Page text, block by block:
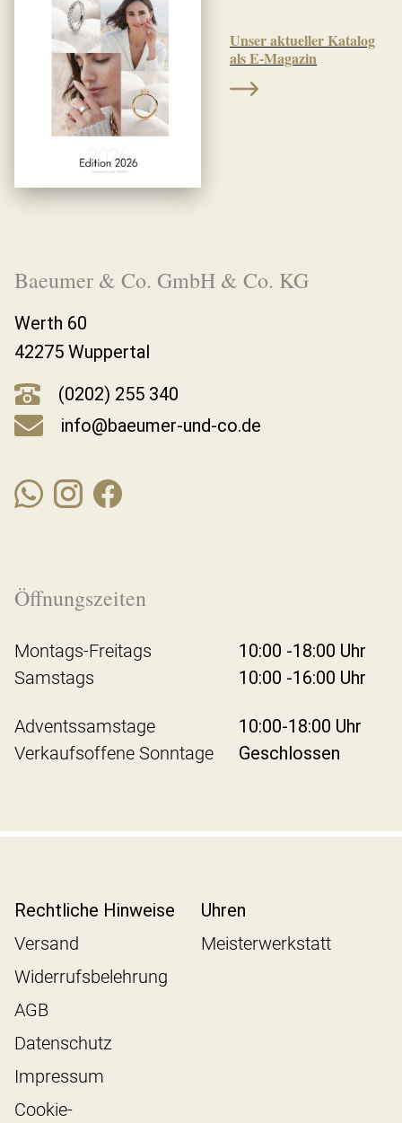
Unser aktueller Katalog
als E-Magazin
Baeumer & Co. GmbH & Co. KG
Werth 60
42275 Wuppertal
(0202) 255 340
info@baeumer-und-co.de
Öffnungszeiten
Montags-Freitags
10:00 -18:00 Uhr
Samstags
10:00 -16:00 Uhr
Adventssamstage
10:00-18:00 Uhr
Verkaufsoffene Sonntage
Geschlossen
Rechtliche Hinweise
Versand
Widerrufsbelehrung
AGB
Datenschutz
Impressum
Cookie-
Uhren
Meisterwerkstatt